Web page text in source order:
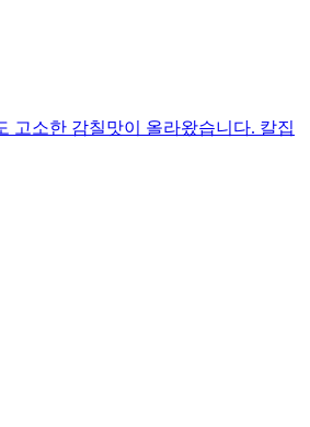
고소한 감칠맛이 올라왔습니다. 칼집